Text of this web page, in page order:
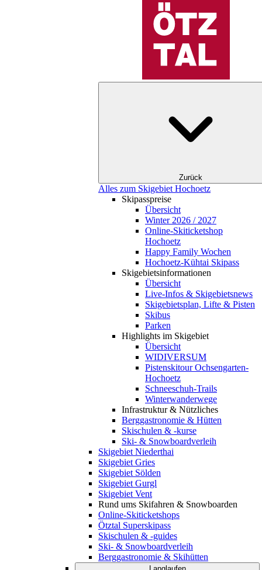
Zurück
Alles zum Skigebiet Hochoetz
Skipasspreise
Übersicht
Winter 2026 / 2027
Online-Skiticketshop
Hochoetz
Happy Family Wochen
Hochoetz-Kühtai Skipass
Skigebietsinformationen
Übersicht
Live-Infos & Skigebietsnews
Skigebietsplan, Lifte & Pisten
Skibus
Parken
Highlights im Skigebiet
Übersicht
WIDIVERSUM
Pistenskitour Ochsengarten-
Hochoetz
Schneeschuh-Trails
Winterwanderwege
Infrastruktur & Nützliches
Berggastronomie & Hütten
Skischulen & -kurse
Ski- & Snowboardverleih
Skigebiet Niederthai
Skigebiet Gries
Skigebiet Sölden
Skigebiet Gurgl
Skigebiet Vent
Rund ums Skifahren & Snowboarden
Online-Skiticketshops
Ötztal Superskipass
Skischulen & -guides
Ski- & Snowboardverleih
Berggastronomie & Skihütten